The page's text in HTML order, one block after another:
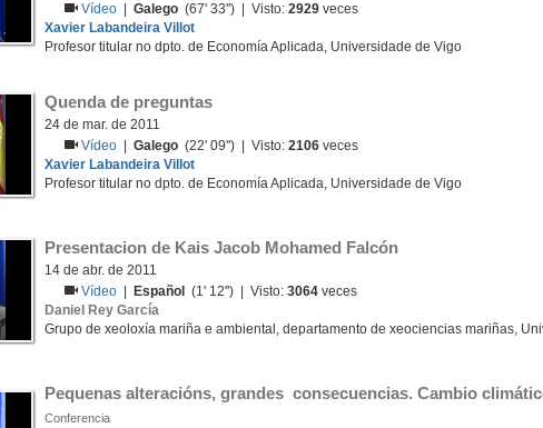
Vídeo
|Galego (67' 33'') | Visto:2929 veces
Xavier Labandeira Villot
Profesor titular no dpto. de Economía Aplicada, Universidade de Vigo
Quenda de preguntas
24 de mar. de 2011
Vídeo
|Galego (22' 09'') | Visto:2106 veces
Xavier Labandeira Villot
Profesor titular no dpto. de Economía Aplicada, Universidade de Vigo
Presentacion de Kais Jacob Mohamed Falcón
14 de abr. de 2011
Vídeo
Español (1' 12'') | Visto:3064 veces
Daniel Rey García
Grupo de xeoloxía mariña e ambiental, departamento de xeociencias mariñas,
Pequenas alteracións, grandes  consecuencias. Cambio
Conferencia